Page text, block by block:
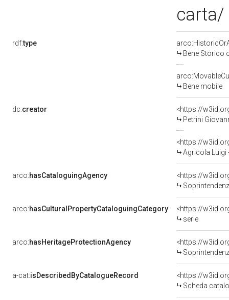
rdf:type
Bene Storico
Bene mobile
dc:creator
<https://
Petrini
<https://
Agricola Luigi
arco:hasCataloguingAgency
<https://
arco:hasCulturalPropertyCataloguingCategory
<https://
serie
arco:hasHeritageProtectionAgency
<https://
a-cat:isDescribedByCatalogueRecord
<https://
Scheda